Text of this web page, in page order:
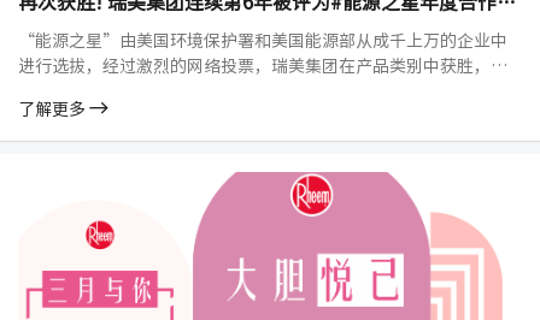
“能源之星”由美国环境保护署和美国能源部从成千上万的企业中
进行选拔，经过激烈的网络投票，瑞美集团在产品类别中获胜，再
业部共有近500种获得“能源之星”认证的产品！2023年，我们凭
借在可持续产品和实践方面的持续领导地位，又获得了“持续卓
助力我们在本行业和其他领域持续创新和创造优质环境。
了解更多